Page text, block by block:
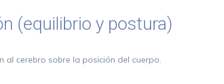
(equilibrio y postura)
cerebro sobre la posición del cuerpo.